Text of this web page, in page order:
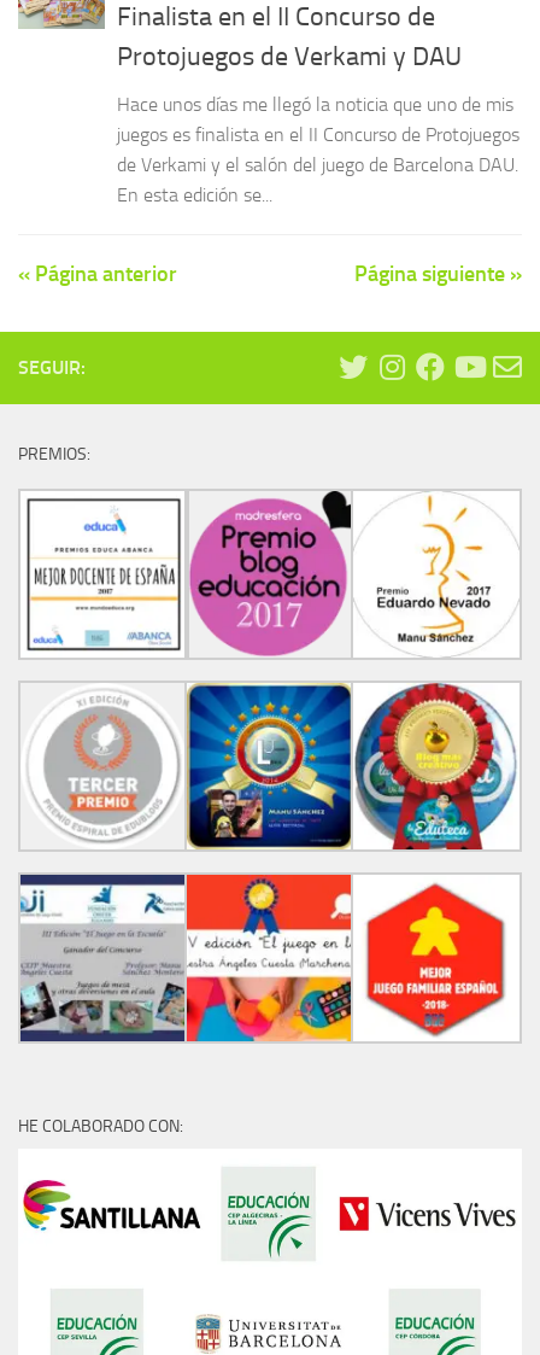
Finalista en el II Concurso de
Protojuegos de Verkami y DAU
Hace unos días me llegó la noticia que uno de mis
juegos es finalista en el II Concurso de Protojuegos
de Verkami y el salón del juego de Barcelona DAU.
En esta edición se...
« Página anterior Página siguiente »
SEGUIR:
PREMIOS:
HE COLABORADO CON: